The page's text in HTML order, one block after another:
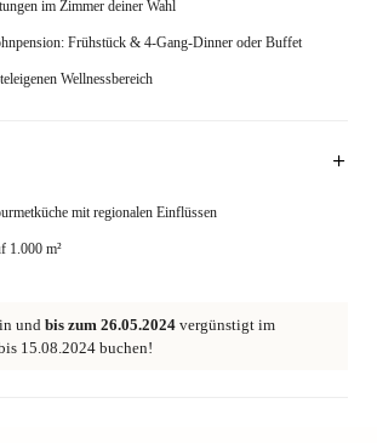
im Zimmer deiner Wahl
Frühstück & 4-Gang-Dinner oder Buffet
Wellnessbereich
mit regionalen Einflüssen
1.000 m²
und bis zum 26.05.2024 vergünstigt im
15.08.2024 buchen!